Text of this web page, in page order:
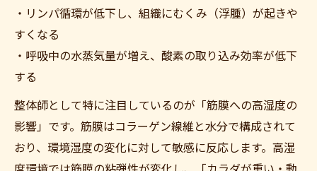
・リンパ循環が低下し、組織にむくみ（浮腫）が起きや
すくなる
・呼吸中の水蒸気量が増え、酸素の取り込み効率が低下
する
整体師として特に注目しているのが「筋膜への高湿度の
影響」です。筋膜はコラーゲン線維と水分で構成されて
おり、環境湿度の変化に対して敏感に反応します。高湿